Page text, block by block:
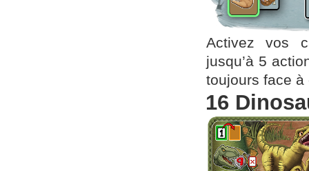
Activez vos
jusqu’à 5
toujours face
16